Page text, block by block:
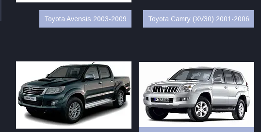
Toyota Avensis 2003-2009 Toyota Camry (XV30) 2001-2006